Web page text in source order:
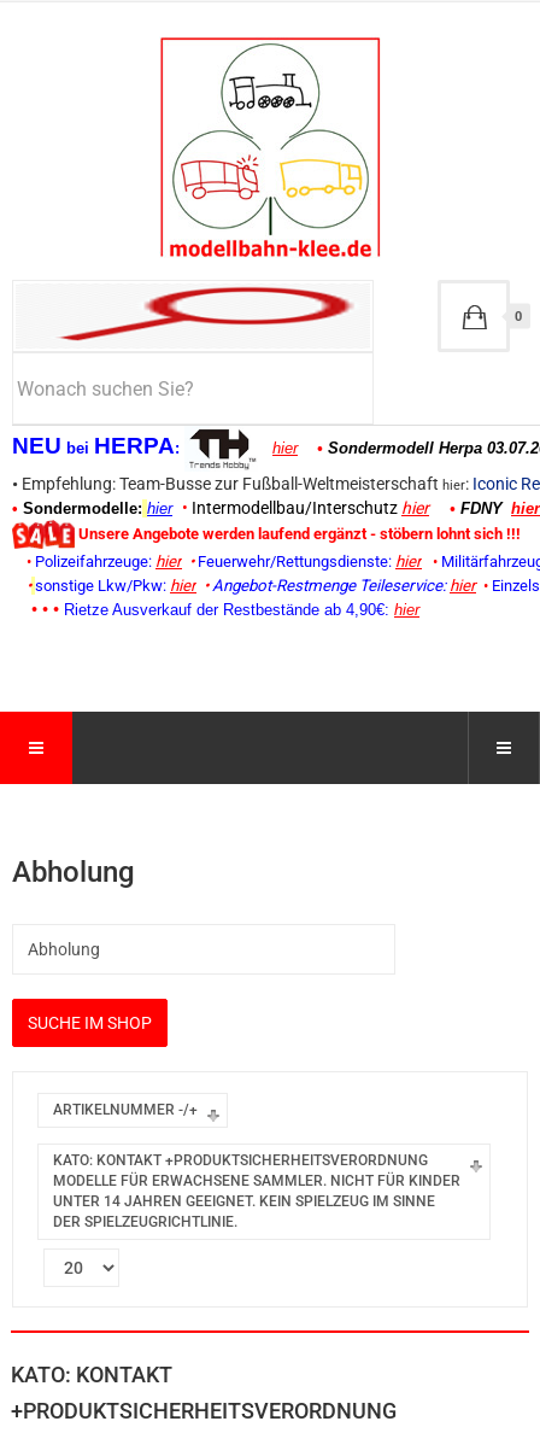
NEU bei HERPA: hier • Sondermodell Herpa
• Empfehlung: Team-Busse zur Fußball-Weltmeisterschaft hier: Iconic
• Sondermodelle: hier • Intermodellbau/Interschutz hier • FDNY hier
Unsere Angebote werden laufend ergänzt - stöbern lohnt sich !!!
• Polizeifahrzeuge: hier • Feuerwehr/Rettungsdienste: hier •
• sonstige Lkw/Pkw: hier • Angebot-Restmenge Teileservice: hier •
• • • Rietze Ausverkauf der Restbestände ab 4,90€: hier
0
Abholung
ARTIKELNUMMER -/+
KATO: KONTAKT +PRODUKTSICHERHEITSVERORDNUNG
MODELLE FÜR ERWACHSENE SAMMLER. NICHT FÜR KINDER
UNTER 14 JAHREN GEEIGNET. KEIN SPIELZEUG IM SINNE
DER SPIELZEUGRICHTLINIE.
KATO: KONTAKT
+PRODUKTSICHERHEITSVERORDNUNG